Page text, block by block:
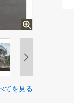
てを見る